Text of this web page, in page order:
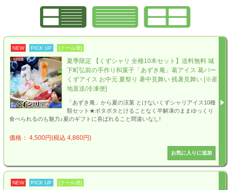
NEW PICK UP [クール便]
夏季限定 【くずシャリ 全種10本セット】送料無料 城
下町弘前の手作り和菓子「あずき庵」葛アイス 葛バー
くずアイス お中元 夏祭り 暑中見舞い 残暑見舞い [※産
地直送/冷凍便]
「あずき庵」から夏の涼菓 とけないくずシャリアイス10種
類セット★ポタポタとけることなく半解凍のままゆっくり
食べられるのも魅力♪夏のギフトに喜ばれること間違いなし!
価格： 4,500円(税込 4,860円)
NEW PICK UP [クール便]